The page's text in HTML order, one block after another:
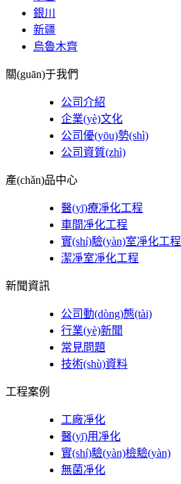
銀川
新疆
烏魯木齊
關(guān)于我們
公司介紹
企業(yè)文化
公司優(yōu)勢(shì)
公司資質(zhì)
產(chǎn)品中心
醫(yī)療凈化工程
車間凈化工程
實(shí)驗(yàn)室凈化工程
潔凈室凈化工程
新聞資訊
公司動(dòng)態(tài)
行業(yè)新聞
常見問題
技術(shù)資料
工程案例
工廠凈化
醫(yī)用凈化
實(shí)驗(yàn)檢驗(yàn)
無菌凈化